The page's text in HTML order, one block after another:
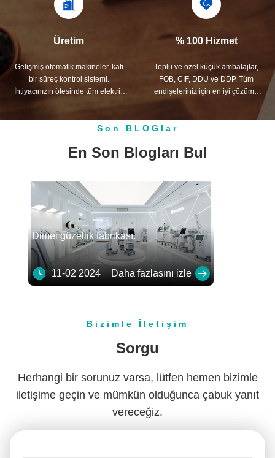
Üretim
Gelişmiş otomatik makineler, katı
bir süreç kontrol sistemi.
İhtiyacınızın ötesinde tüm elektrik
% 100 Hizmet
Toplu ve özel küçük ambalajlar,
FOB, CIF, DDU ve DDP. Tüm
endişeleriniz için en iyi çözümü
Son BLOGlar
En Son Blogları Bul
Dimei güzellik fabrikası.
11-02 2024 Daha fazlasını izle
Bizimle İletişim
Sorgu
Herhangi bir sorunuz varsa, lütfen hemen bizimle
iletişime geçin ve mümkün olduğunca çabuk yanıt
vereceğiz.